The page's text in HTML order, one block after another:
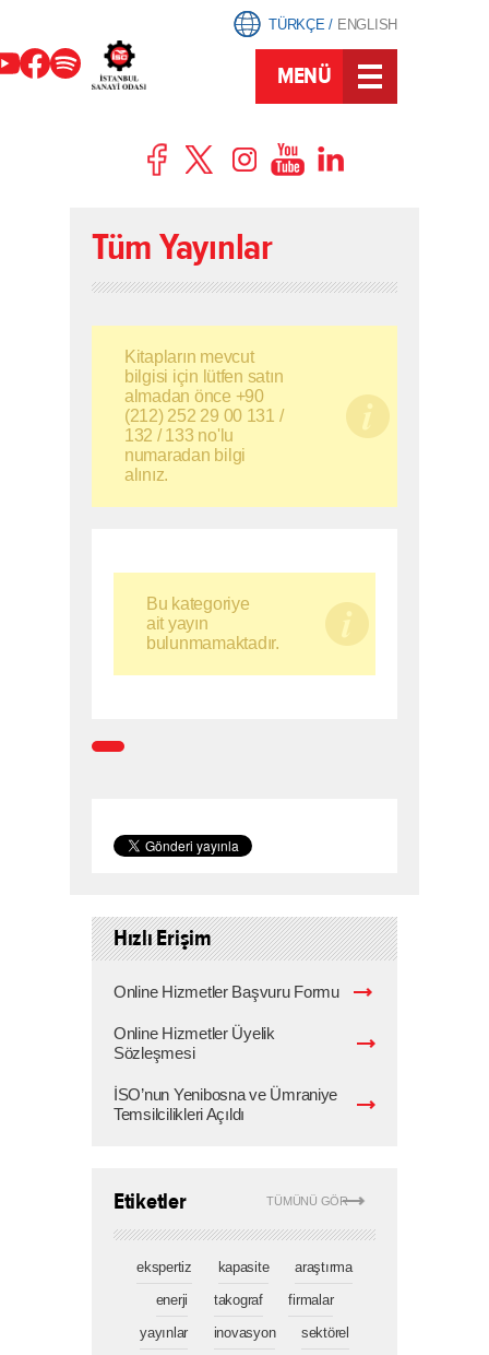
TÜRKÇE/ ENGLISH
MENÜ
Tüm Yayınlar
Kitapların mevcut
bilgisi için lütfen satın
almadan önce +90
(212) 252 29 00 131 /
132 / 133 no'lu
numaradan bilgi
alınız.
Bu kategoriye
ait yayın
bulunmamaktadır.
Hızlı Erişim
Online Hizmetler Başvuru Formu
Online Hizmetler Üyelik
Sözleşmesi
İSO’nun Yenibosna ve Ümraniye
Temsilcilikleri Açıldı
TÜMÜNÜ GÖR
Etiketler
ekspertiz kapasite
araştırma
enerji
takograf
firmalar
yayınlar
inovasyon
sektörel